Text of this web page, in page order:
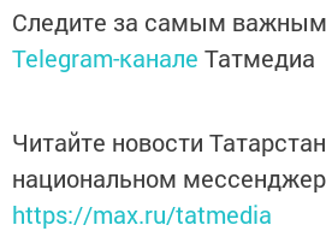
Следите за самым
Telegram-канале Татмедиа
Читайте новости
национальном
https://max.ru/tatmedia